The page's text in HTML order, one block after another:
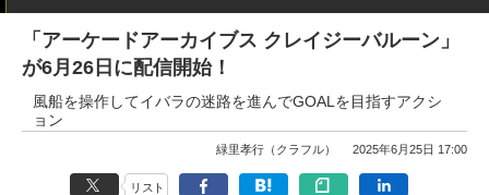
「アーケードアーカイブス クレイジーバルーン」
が6月26日に配信開始！
風船を操作してイバラの迷路を進んでGOALを目指すアクシ
ョン
緑里孝行（クラフル） 2025年6月25日 17:00
リスト